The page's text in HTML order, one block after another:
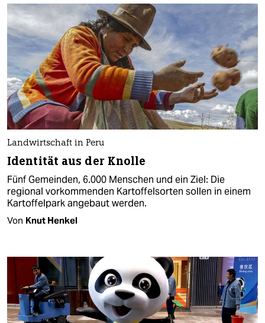
Landwirtschaft in Peru
Identität aus der Knolle
Fünf Gemeinden, 6.000 Menschen und ein Ziel: Die
regional vorkommenden Kartoffelsorten sollen in einem
Kartoffelpark angebaut werden.
Von Knut Henkel